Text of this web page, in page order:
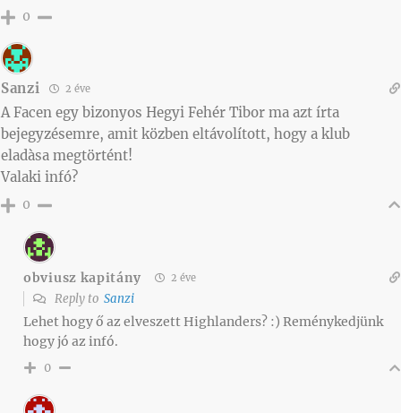
0
Sanzi 2 éve
A Facen egy bizonyos Hegyi Fehér Tibor ma azt írta
bejegyzésemre, amit közben eltávolított, hogy a klub
eladàsa megtörtént!
Valaki infó?
0
obviusz kapitány 2 éve
Reply to Sanzi
Lehet hogy ő az elveszett Highlanders? :) Reménykedjünk
hogy jó az infó.
0